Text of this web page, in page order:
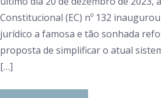
Constitucional (EC) nº 132
jurídico a famosa e tão sonhada
proposta de simplificar o atual
[…]